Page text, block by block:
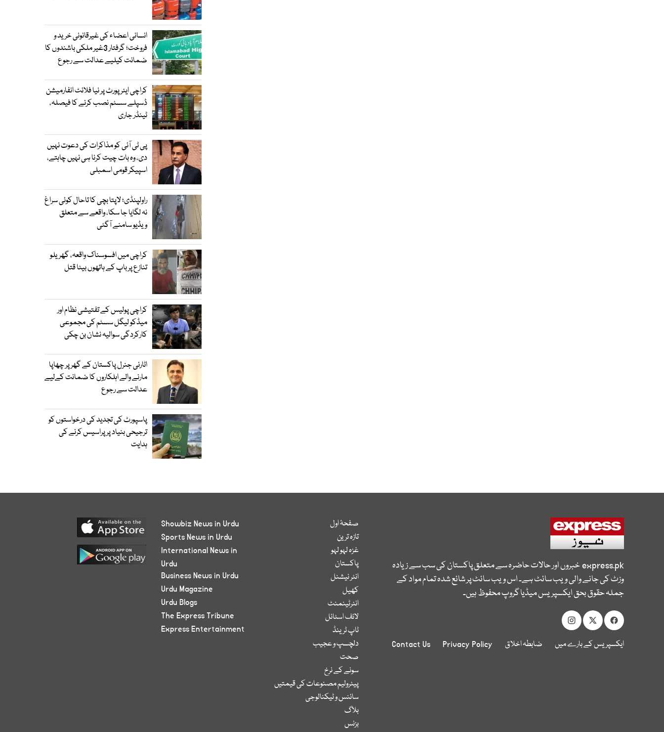
انسانی اعضاء کی غیرقانونی خرید و
فروخت؛ گرفتار 3غیر ملکی باشندوں کا
ضمانت کیلیے عدالت سے رجوع
کراچی ایئرپورٹ پر نیا فلائٹ انفارمیشن
ڈسپلے سسٹم نصب کرنے کا فیصلہ،
ٹینڈر جاری
پی ٹی آئی کو مذاکرات کی دعوت نہیں
دی، وہ بات چیت کرنا ہی نہیں چاہتے،
اسپیکر قومی اسمبلی
راولپنڈی؛ لاپتا بچی کا تاحال کوئی سراغ
نہ لگایا جا سکا، واقعے سے متعلق
ویڈیو سامنے آگئی
کراچی میں افسوسناک واقعہ، گھریلو
تنازع پر باپ کے ہاتھوں بیٹا قتل
کراچی پولیس کے تفتیشی نظام اور
میڈکو لیگل سسٹم کی مجموعی
کارکردگی سوالیہ نشان بن چکی
اٹارنی جنرل پاکستان کے گھر پر چھاپا
مارنے والے اہلکاروں کا ضمانت کےلیے
عدالت سے رجوع
پاسپورٹ کی تجدید کی درخواستوں کو
ترجیحی بنیاد پر پراسیس کرنے کی
ہدایت
express.pkخبروں اور حالات حاضرہ سے متعلق پاکستان کی سب سے زیادہ
وزٹ کی جانے والی ویب سائٹ ہے۔ اس ویب سائٹ پر شائع شدہ تمام مواد کے
جملہ حقوق بحق ایکسپریس میڈیا گروپ محفوظ ہیں۔
ایکسپریس کے بارے میں ضابطہ اخلاق Privacy Policy
Contact Us
صفحۂ اول
تازہ ترین
غزہ لہو لہو
پاکستان
انٹر نیشنل
کھیل
انٹرٹینمنٹ
لائف اسٹائل
ٹاپ ٹرینڈ
دلچسپ و عجیب
صحت
سونے کے نرخ
پیٹرولیم مصنوعات کی قیمتیں
سائنس و ٹیکنالوجی
بلاگ
بزنس
Showbiz News in Urdu
Sports News in Urdu
International News in
Urdu
Business News in Urdu
Urdu Magazine
Urdu Blogs
The Express Tribune
Express Entertainment